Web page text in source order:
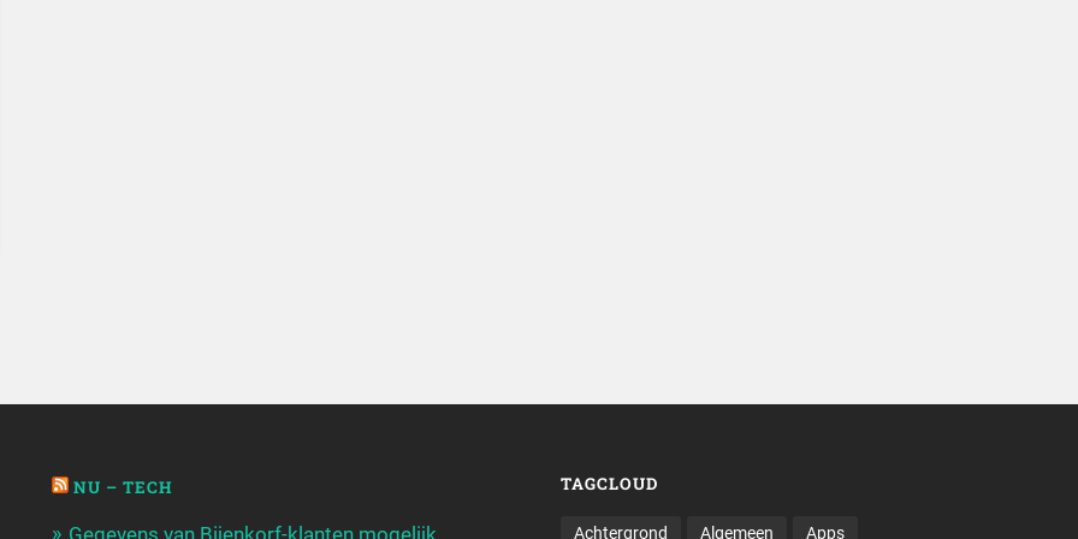
NU – TECH TAGCLOUD
Achtergrond Algemeen Apps